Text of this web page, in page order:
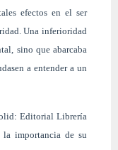
efectos en el ser
Una inferioridad
sino que abarcaba
a entender a un
Editorial Librería
la importancia de su